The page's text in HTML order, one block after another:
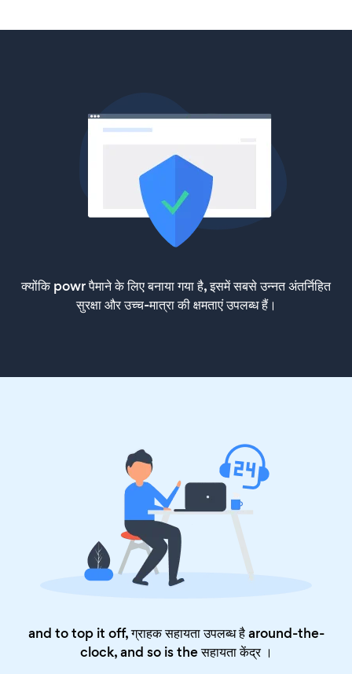
क्योंकि powr पैमाने के लिए बनाया गया है, इसमें सबसे उन्नत अंतर्निहित
सुरक्षा और उच्च-मात्रा की क्षमताएं उपलब्ध हैं।
and to top it off, ग्राहक सहायता उपलब्ध है around-the-
clock, and so is theसहायता केंद्र।